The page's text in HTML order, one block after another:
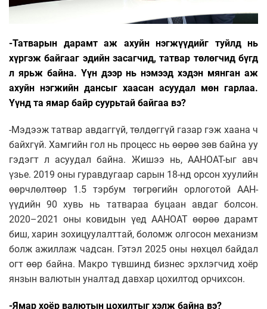
-Татварын дарамт аж ахуйн нэгжүүдийг туйлд нь
хүргэж байгааг эдийн засагчид, татвар төлөгчид бүгд
л ярьж байна. Үүн дээр нь нэмээд хэдэн мянган аж
ахуйн нэгжийн дансыг хаасан асуудал мөн гарлаа.
Үүнд та ямар байр суурьтай байгаа вэ?
-Мэдээж татвар авдаггүй, төлдөггүй газар гэж хаана ч
байхгүй. Хамгийн гол нь процесс нь өөрөө зөв байна уу
гэдэгт л асуудал байна. Жишээ нь, ААНОАТ-ыг авч
үзье. 2019 оны гуравдугаар сарын 18-нд орсон хуулийн
өөрчлөлтөөр 1.5 тэрбум төгрөгийн орлоготой ААН-
үүдийн 90 хувь нь татвараа буцаан авдаг болсон.
2020–2021 оны ковидын үед ААНОАТ өөрөө дарамт
биш, харин зохицуулалттай, боломж олгосон механизм
болж ажиллаж чадсан. Гэтэл 2025 оны нөхцөл байдал
огт өөр байна. Макро түвшинд бизнес эрхлэгчид хоёр
янзын валютын уналтад давхар цохилтод орчихсон.
-Ямар хоёр валютын цохилтыг хэлж байна вэ?